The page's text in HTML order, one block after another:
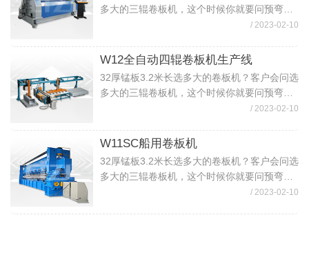
多大的三辊卷板机，这个时候你就要问预弯还
是不预弯？这个选的型号不一样价格也会不一
大就选用W11S-45X3200卷...
/ 2023-02-10
W12全自动四辊卷板机生产线
32厚锰板3.2米长选多大的卷板机？客户会问选
多大的三辊卷板机，这个时候你就要问预弯还
是不预弯？这个选的型号不一样价格也会不一
大就选用W11S-45X3200卷...
/ 2023-02-10
W11SC船用卷板机
32厚锰板3.2米长选多大的卷板机？客户会问选
多大的三辊卷板机，这个时候你就要问预弯还
是不预弯？这个选的型号不一样价格也会不一
/ 2023-02-10